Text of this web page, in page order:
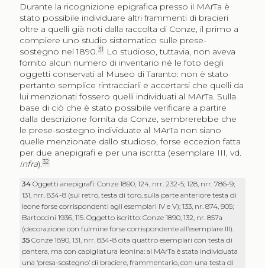
Durante la ricognizione epigrafica presso il MArTa è
stato possibile individuare altri frammenti di bracieri
oltre a quelli già noti dalla raccolta di Conze, il primo a
compiere uno studio sistematico sulle prese-
sostegno nel 1890.31
Lo studioso, tuttavia, non aveva
fornito alcun numero di inventario né le foto degli
oggetti conservati al Museo di Taranto: non è stato
pertanto semplice rintracciarli e accertarsi che quelli da
lui menzionati fossero quelli individuati al MArTa. Sulla
base di ciò che è stato possibile verificare a partire
dalla descrizione fornita da Conze, sembrerebbe che
le prese-sostegno individuate al MArTa non siano
quelle menzionate dallo studioso, forse eccezion fatta
per due anepigrafi e per una iscritta (esemplare III, vd.
infra).32
34Oggetti anepigrafi: Conze 1890, 124, nrr. 232-5; 128, nrr. 786-9;
131, nrr. 834-8 (sul retro, testa di toro, sulla parte anteriore testa di
leone forse corrispondenti agli esemplari IV e V); 133, nr. 874, 905;
Bartoccini 1936, 115. Oggetto iscritto: Conze 1890, 132, nr. 857a
(decorazione con fulmine forse corrispondente all’esemplare III).
35Conze 1890, 131, nrr. 834-8 cita quattro esemplari con testa di
pantera, ma con capigliatura leonina: al MArTa è stata individuata
una ‘presa-sostegno’ di braciere, frammentario, con una testa di